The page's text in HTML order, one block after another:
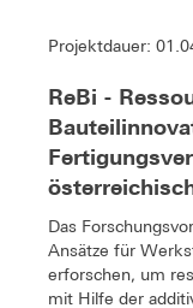
Projektdauer:
ReBi -
Das
Ansätze für
erforschen, um
mit Hilfe der